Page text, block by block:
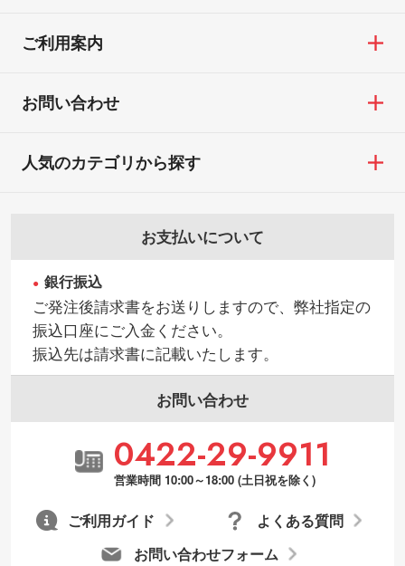
ご利用案内
お問い合わせ
お支払いについて
銀行振込
ご発注後請求書をお送りしますので、弊社指定の
振込口座にご入金ください。
振込先は請求書に記載いたします。
お問い合わせ
0422-29-9911
営業時間 10:00～18:00 (土日祝を除く)
お問い合わせフォーム
よくある質問
ご利用ガイド
人気のカテゴリから探す